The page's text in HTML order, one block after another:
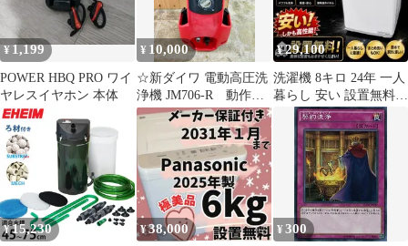
¥1,199
POWER HBQ PRO ワイ
ヤレスイヤホン 本体
¥ 10,000
☆新ダイワ 電動高圧洗
浄機 JM706-R 動作未
確認の為ジャンク
¥29,100
洗濯機 8キロ 24年 一人
暮らし 安い 設置無料
冷蔵庫セット割
¥15,230 ¥38,000 ¥300